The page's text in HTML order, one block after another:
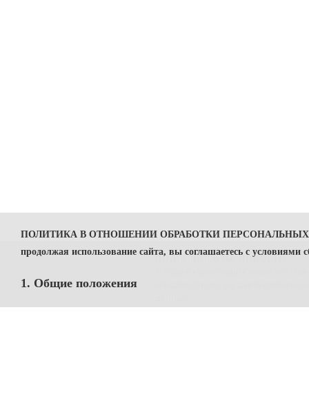
ПОДПИШИСЬ НА НОВОСТИ
ПОЛИТИКА В ОТНОШЕНИИ ОБРАБОТКИ
продолжая использование сайта, вы соглашаетесь с условиями
1. Общие положения